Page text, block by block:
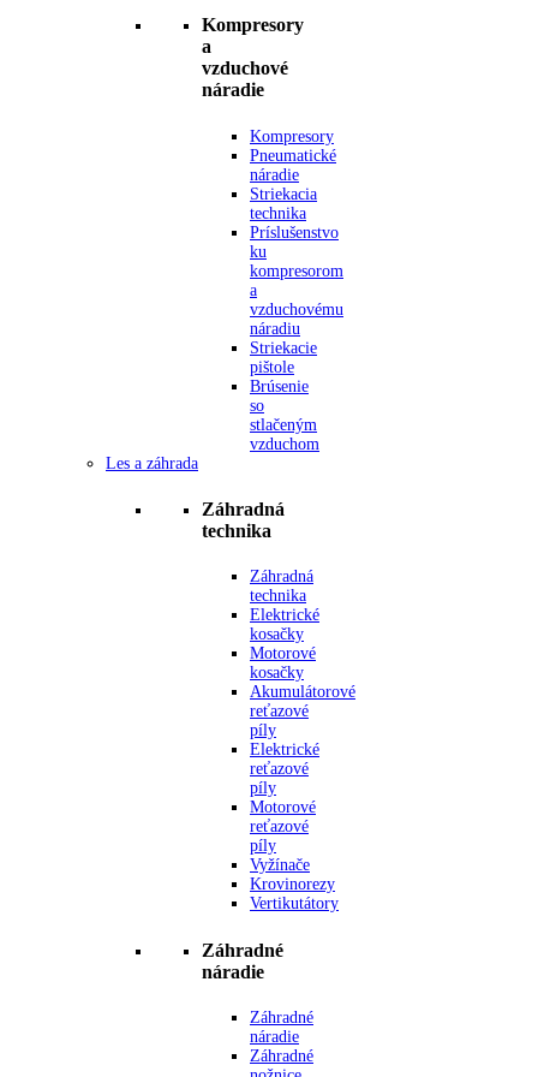
Kompresory
a
vzduchové
náradie
Kompresory
Pneumatické
náradie
Striekacia
technika
Príslušenstvo
ku
kompresorom
a
vzduchovému
náradiu
Striekacie
pištole
Brúsenie
so
stlačeným
vzduchom
Les a záhrada
Záhradná
technika
Záhradná
technika
Elektrické
kosačky
Motorové
kosačky
Akumulátorové
reťazové
píly
Elektrické
reťazové
píly
Motorové
reťazové
píly
Vyžínače
Krovinorezy
Vertikutátory
Záhradné
náradie
Záhradné
náradie
Záhradné